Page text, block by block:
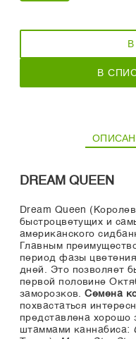
В
DREAM QUEEN
Dream Queen
быстроцветущих и
американского
Главным
период фазы
дней. Это позволяет
первой половине
заморозков.Семена
похвастаться
представлена хорошо
штаммами каннабиса: